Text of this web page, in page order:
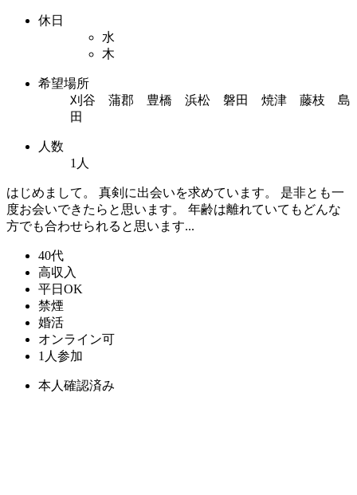
休日
水
木
希望場所
刈谷 蒲郡 豊橋 浜松 磐田 焼津 藤枝 島
田
人数
1人
はじめまして。 真剣に出会いを求めています。 是非とも一
度お会いできたらと思います。 年齢は離れていてもどんな
方でも合わせられると思います...
40代
高収入
平日OK
禁煙
婚活
オンライン可
1人参加
本人確認済み